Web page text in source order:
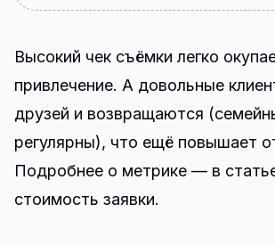
Высокий чек съёмки легко
привлечение. А довольные
друзей и возвращаются
регулярны), что ещё повышает
Подробнее о метрике — в
стоимость заявки.